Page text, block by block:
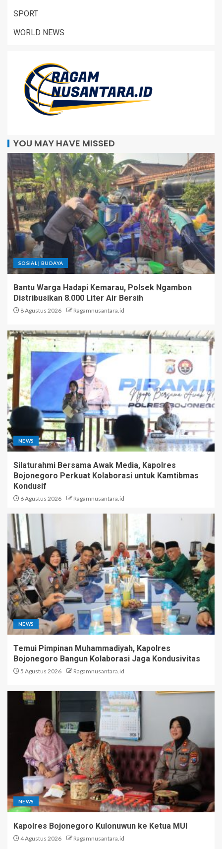
SPORT
WORLD NEWS
YOU MAY HAVE MISSED
SOSIAL | BUDAYA
Bantu Warga Hadapi Kemarau, Polsek Ngambon
Distribusikan 8.000 Liter Air Bersih
8 Agustus 2026 Ragamnusantara.id
NEWS
Silaturahmi Bersama Awak Media, Kapolres
Bojonegoro Perkuat Kolaborasi untuk Kamtibmas
Kondusif
6 Agustus 2026 Ragamnusantara.id
NEWS
Temui Pimpinan Muhammadiyah, Kapolres
Bojonegoro Bangun Kolaborasi Jaga Kondusivitas
5 Agustus 2026 Ragamnusantara.id
NEWS
Kapolres Bojonegoro Kulonuwun ke Ketua MUI
4 Agustus 2026 Ragamnusantara.id